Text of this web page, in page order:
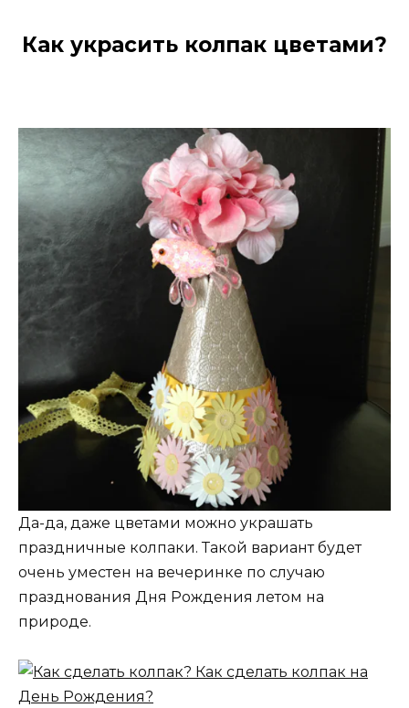
Как украсить колпак цветами?
Да-да, даже цветами можно украшать
праздничные колпаки. Такой вариант будет
очень уместен на вечеринке по случаю
празднования Дня Рождения летом на
природе.